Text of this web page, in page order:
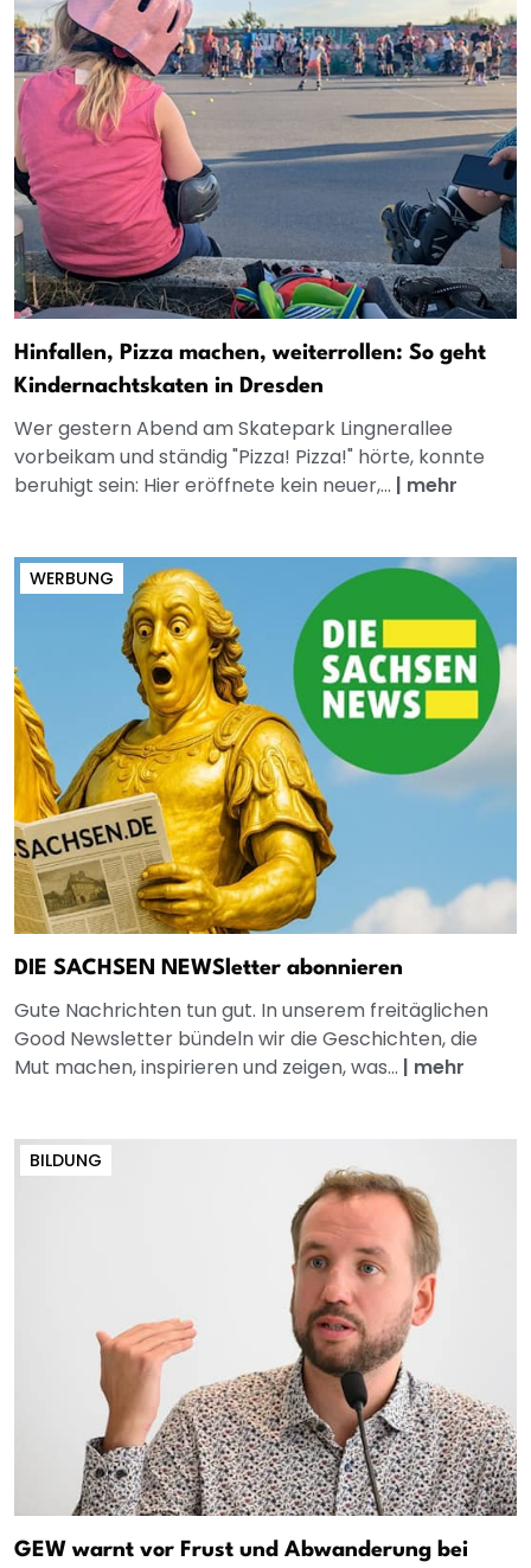
Hinfallen, Pizza machen, weiterrollen: So geht
Kindernachtskaten in Dresden
Wer gestern Abend am Skatepark Lingnerallee
vorbeikam und ständig "Pizza! Pizza!" hörte, konnte
beruhigt sein: Hier eröffnete kein neuer,... | mehr
WERBUNG
DIE SACHSEN NEWSletter abonnieren
Gute Nachrichten tun gut. In unserem freitäglichen
Good Newsletter bündeln wir die Geschichten, die
Mut machen, inspirieren und zeigen, was... | mehr
BILDUNG
GEW warnt vor Frust und Abwanderung bei